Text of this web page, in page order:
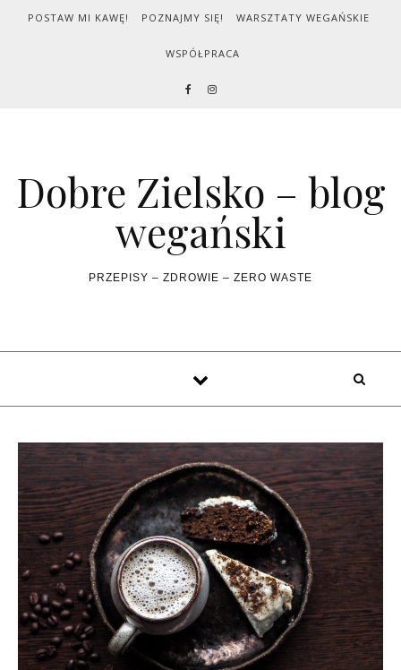
Skip to content
POSTAW MI KAWĘ! POZNAJMY SIĘ! WARSZTATY WEGAŃSKIE
WSPÓŁPRACA
Dobre Zielsko – blog
wegański
PRZEPISY – ZDROWIE – ZERO WASTE